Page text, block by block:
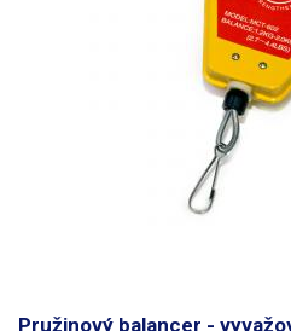
Pružinový balancer -